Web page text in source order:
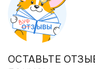
ОСТАВЬТЕ